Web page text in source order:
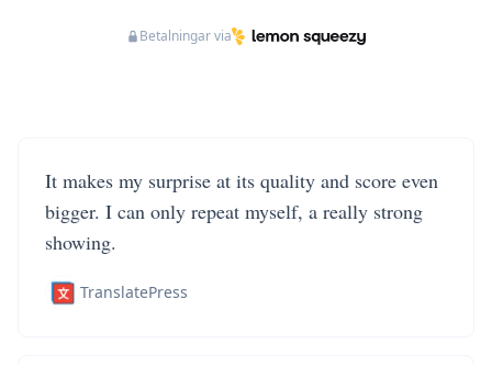
Betalningar via
It makes my surprise at its quality and score even
bigger. I can only repeat myself, a really strong
showing.
TranslatePress